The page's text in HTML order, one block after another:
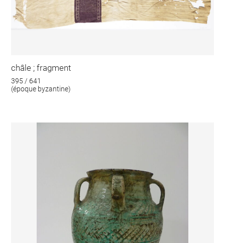
châle ; fragment
395 / 641
(époque byzantine)